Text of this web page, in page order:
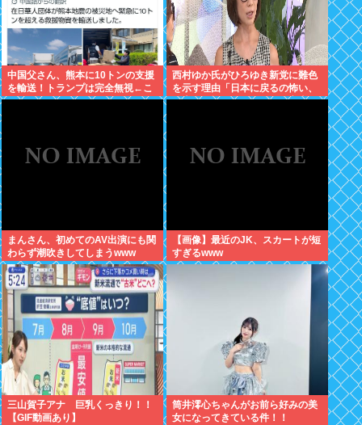
中国父さん、熊本に10トンの支援
を輸送！トランプは完全無視←こ
れ
西村ゆか氏がひろゆき新党に難色
を示す理由「日本に戻るの怖い、
日本人が怖いから」何やら心当た
まんさん、初めてのAV出演にも関
わらず潮吹きしてしまうwww
【画像】最近のJK、スカートが短
すぎるwww
三山賀子アナ 巨乳くっきり！！
【GIF動画あり】
筒井澪心ちゃんがお前ら好みの美
女になってきている件！！